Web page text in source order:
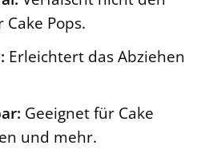
Pops.
Erleichtert das Abziehen
Geeignet für Cake
und mehr.